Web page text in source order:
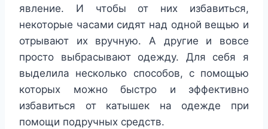
явление. И чтобы от них избавиться,
некоторые часами сидят над одной вещью и
отрывают их вручную. А другие и вовсе
просто выбрасывают одежду. Для себя я
выделила несколько способов, с помощью
которых можно быстро и эффективно
избавиться от катышек на одежде при
помощи подручных средств.